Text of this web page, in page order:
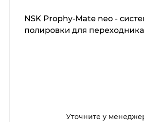
NSK Prophy-Mate neo -
полировки для
Уточните у